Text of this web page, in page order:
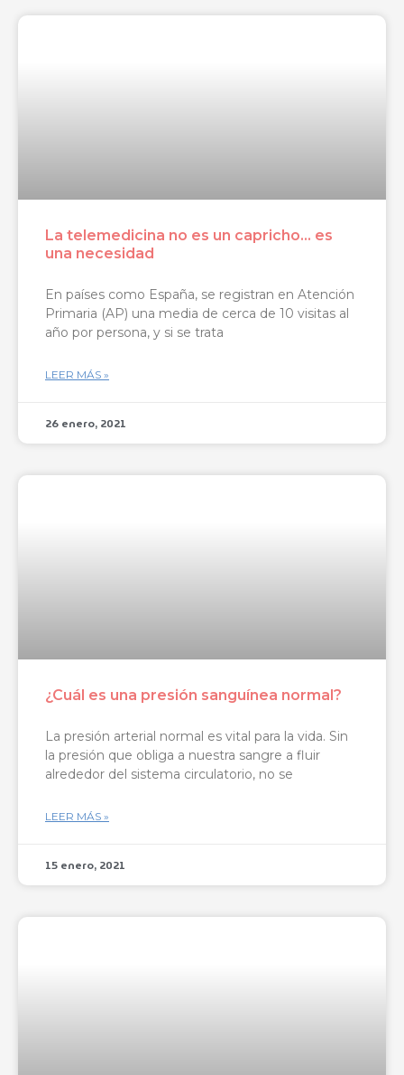
La telemedicina no es un capricho… es
una necesidad
En países como España, se registran en Atención
Primaria (AP) una media de cerca de 10 visitas al
año por persona, y si se trata
LEER MÁS »
26 enero, 2021
¿Cuál es una presión sanguínea normal?
La presión arterial normal es vital para la vida. Sin
la presión que obliga a nuestra sangre a fluir
alrededor del sistema circulatorio, no se
LEER MÁS »
15 enero, 2021